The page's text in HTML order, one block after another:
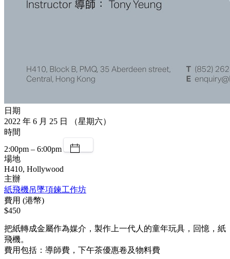
日期
2022 年 6 月 25 日 （星期六）
時間
2:00pm – 6:00pm
場地
H410, Hollywood
主辦
紙飛機吊墜項鍊工作坊
費用 (港幣)
$450
把紙轉成金屬作為媒介，製作上一代人的童年玩具，回憶，紙
飛機。
費用包括：導師費，下午茶優惠卷及物料費